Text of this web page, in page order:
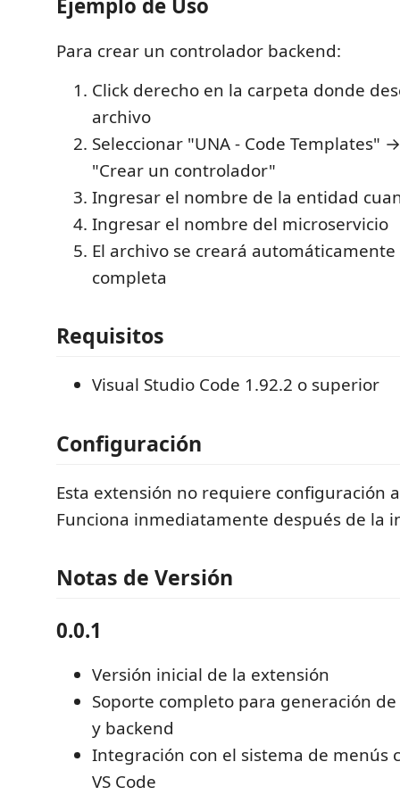
Ejemplo de Uso
Para crear un controlador backend:
Click derecho en la carpeta donde
archivo
Seleccionar "UNA - Code Templates"
"Crear un controlador"
Ingresar el nombre de la entidad
Ingresar el nombre del microservicio
El archivo se creará
completa
Requisitos
Visual Studio Code 1.92.2 o superior
Configuración
Esta extensión no requiere configuración
Funciona inmediatamente después de la
Notas de Versión
0.0.1
Versión inicial de la extensión
Soporte completo para generación
y backend
Integración con el sistema de menús
VS Code